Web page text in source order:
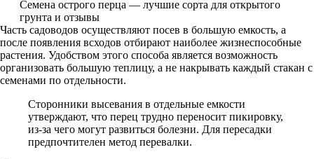
Семена острого перца — лучшие сорта для открытого
грунта и отзывы
Часть садоводов осуществляют посев в большую емкость, а
после появления всходов отбирают наиболее жизнеспособные
растения. Удобством этого способа является возможность
организовать большую теплицу, а не накрывать каждый стакан с
семенами по отдельности.
Сторонники высевания в отдельные емкости
утверждают, что перец трудно переносит пикировку,
из-за чего могут развиться болезни. Для пересадки
предпочтителен метод перевалки.